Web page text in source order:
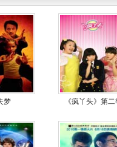
梦 《疯丫头》第二